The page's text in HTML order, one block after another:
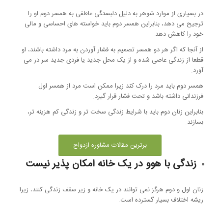
در بسیاری از موارد شوهر به دلیل دلبستگی عاطفی به همسر دوم او را
ترجیح می دهد، بنابراین همسر دوم باید خواسته های احساسی و مالی
خود را کاهش دهد.
از آنجا که اگر هر دو همسر تصمیم به فشار آوردن به مرد داشته باشند، او
قطعا از زندگی عاصی شده و از یک محل جدید یا فردی جدید سر در می
آورد.
همسر دوم باید مرد را درک کند زیرا ممکن است مرد از همسر اول
فرزندانی داشته باشد و تحت فشار قرار گیرد.
بنابراین زنان دوم باید با شرایط زندگی سخت تر و زندگی کم هزینه تر،
بسازند.
برترین مقالات مشاوره ازدواج
زندگی با هوو در یک خانه امکان پذیر نیست
زنان اول و دوم هرگز نمی توانند در یک خانه و زیر سقف زندگی کنند، زیرا
ریشه اختلاف بسیار گسترده است.